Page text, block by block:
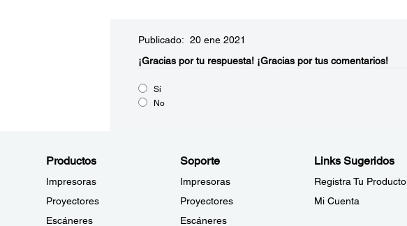
Publicado: 20 ene 2021
¡Gracias por tu respuesta! ¡Gracias por tus comentarios!
Sí
No
Productos
Impresoras
Proyectores
Escáneres
Soporte
Impresoras
Proyectores
Escáneres
Links Sugeridos
Registra Tu Producto
Mi Cuenta